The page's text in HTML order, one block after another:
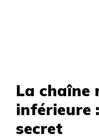
La chaîne
inférieure
secret